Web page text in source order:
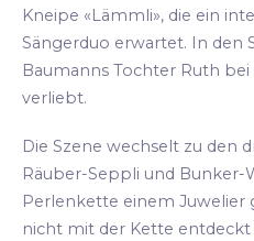
Kneipe «Lämmli», die ein
Sängerduo erwartet. In den
Baumanns Tochter Ruth
verliebt.
Die Szene wechselt zu den
Räuber-Seppli und Bunker-
Perlenkette einem Juwelier
nicht mit der Kette